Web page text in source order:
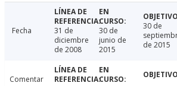
Fecha
31 de
diciembre
de 2008
30 de
junio de
2015
30 de
de 2015
Comentar